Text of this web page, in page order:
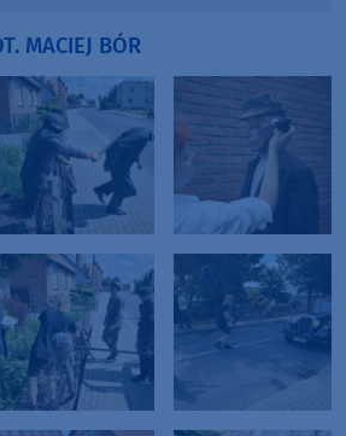
MACIEJ BÓR